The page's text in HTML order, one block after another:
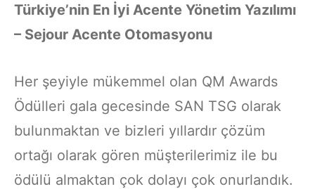
Türkiye’nin En İyi Acente Yönetim Yazılımı
– Sejour Acente Otomasyonu
Her şeyiyle mükemmel olan QM Awards
Ödülleri gala gecesinde SAN TSG olarak
bulunmaktan ve bizleri yıllardır çözüm
ortağı olarak gören müşterilerimiz ile bu
ödülü almaktan çok dolayı çok onurlandık.